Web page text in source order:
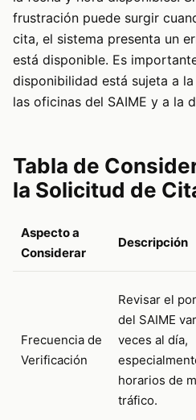
frustración puede surgir
cita, el sistema presenta un
está disponible. Es
disponibilidad está sujeta a
las oficinas del SAIME y a la
Tabla de
la Solicitud de
Aspecto a
Considerar
Descripción
Frecuencia de
Verificación
Revisar el
del SAIME
veces al día,
horarios de
tráfico.